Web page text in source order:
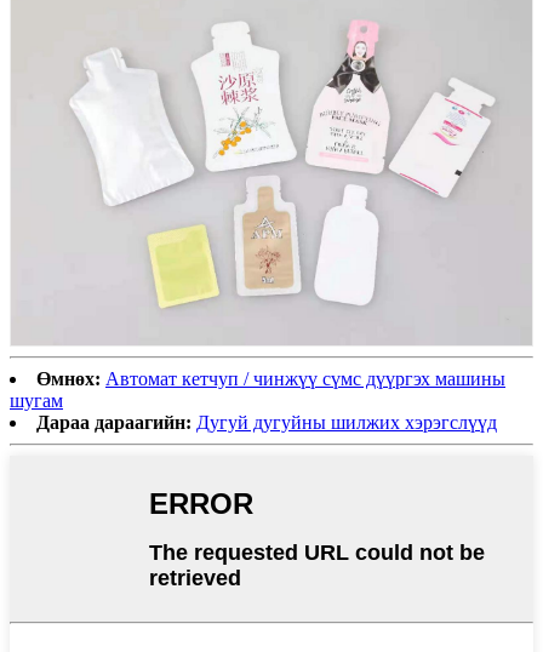
Өмнөх: Автомат кетчуп / чинжүү сүмс дүүргэх машины
шугам
Дараа дараагийн: Дугуй дугуйны шилжих хэрэгслүүд